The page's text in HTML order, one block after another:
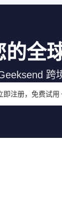
的全
跨
即注册，免费试用